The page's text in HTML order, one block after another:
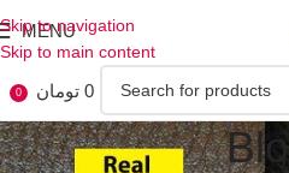
Skip to navigation
Skip to main content
MENU
0 0 تومان